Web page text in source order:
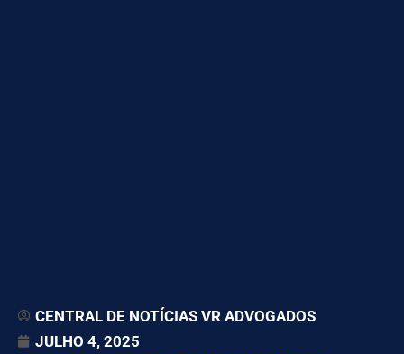
CENTRAL DE NOTÍCIAS VR ADVOGADOS
JULHO 4, 2025